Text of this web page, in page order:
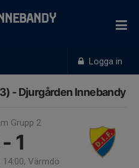
Logga in
- Djurgården Innebandy
Grupp 2
1
14:00, Värmdö